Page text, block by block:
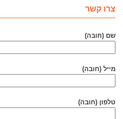
צרו קשר
שם (חובה)
מייל (חובה)
טלפון (חובה)